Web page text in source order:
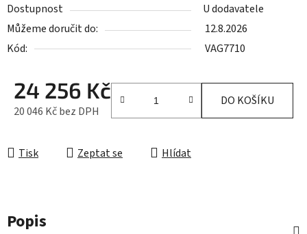
Dostupnost
U dodavatele
Můžeme doručit do:
12.8.2026
Kód:
VAG7710
24 256 Kč
20 046 Kč bez DPH
DO KOŠÍKU
Tisk Zeptat se Hlídat
Popis